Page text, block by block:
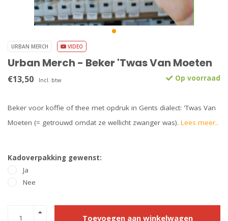
URBAN MERCH VIDEO
Urban Merch - Beker 'Twas Van Moeten
€13,50 Incl. btw Op voorraad
Beker voor koffie of thee met opdruk in Gents dialect: 'Twas Van
Moeten (= getrouwd omdat ze wellicht zwanger was). Lees meer..
Kadoverpakking gewenst:
Ja
Nee
Toevoegen aan winkelwagen